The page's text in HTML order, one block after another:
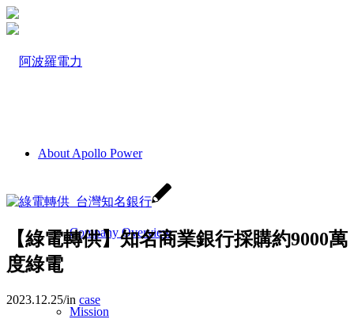
About Apollo Power
Company Overview
Mission
【綠電轉供】知名商業銀行採購約9000萬
度綠電
2023.12.25/in case